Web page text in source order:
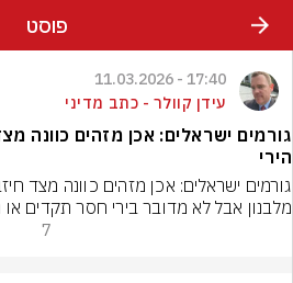
פוסט
17:40 - 11.03.2026
עידן קוולר - כתב מדיני
גורמים ישראלים: אכן מזהים כוונה
הירי
מלבנון אבל לא מדובר בירי חסר תקדים
7